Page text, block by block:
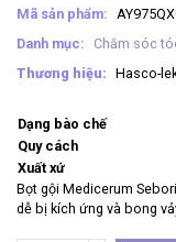
Mã sản phẩm:
Danh mục:
Chăm sóc
Thương hiệu: Hasco-
Dạng bào chế
Quy cách
Xuất xứ
Bọt gội Medicerum
dễ bị kích ứng và bong